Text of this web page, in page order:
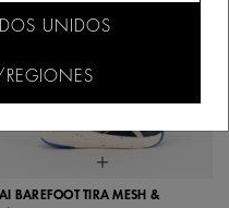
BAREFOOT TIRA MESH &
UNIDOS
REGIONES